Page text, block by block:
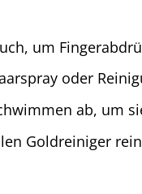
um
oder
ab, um
Goldreiniger